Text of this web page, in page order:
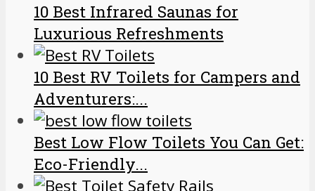
10 Best Infrared Saunas for
Luxurious Refreshments
10 Best RV Toilets for Campers and
Adventurers:...
Best Low Flow Toilets You Can Get:
Eco-Friendly...